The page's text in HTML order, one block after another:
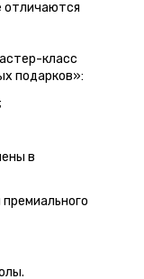
отличаются
класс
подарков»:
в